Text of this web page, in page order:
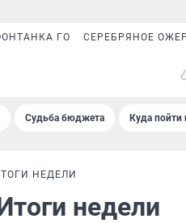
ГО СЕРЕБРЯНОЕ
Судьба бюджета Куда
НЕДЕЛИ
недели